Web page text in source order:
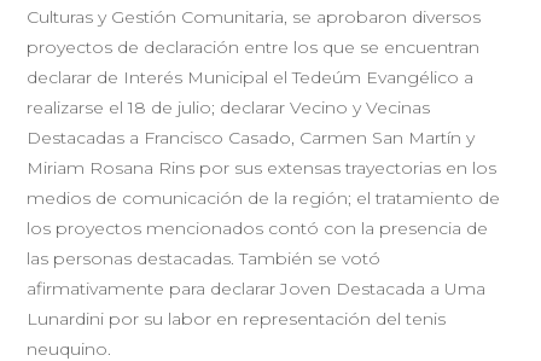
Culturas y Gestión Comunitaria, se aprobaron diversos
proyectos de declaración entre los que se encuentran
declarar de Interés Municipal el Tedeúm Evangélico a
realizarse el 18 de julio; declarar Vecino y Vecinas
Destacadas a Francisco Casado, Carmen San Martín y
Miriam Rosana Rins por sus extensas trayectorias en los
medios de comunicación de la región; el tratamiento de
los proyectos mencionados contó con la presencia de
las personas destacadas. También se votó
afirmativamente para declarar Joven Destacada a Uma
Lunardini por su labor en representación del tenis
neuquino.